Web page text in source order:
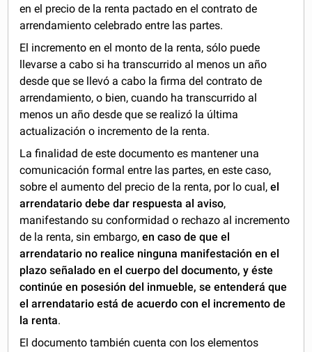
en el precio de la renta pactado en el contrato de
arrendamiento celebrado entre las partes.
El incremento en el monto de la renta, sólo puede
llevarse a cabo si ha transcurrido al menos un año
desde que se llevó a cabo la firma del contrato de
arrendamiento, o bien, cuando ha transcurrido al
menos un año desde que se realizó la última
actualización o incremento de la renta.
La finalidad de este documento es mantener una
comunicación formal entre las partes, en este caso,
sobre el aumento del precio de la renta, por lo cual,el
arrendatario debe dar respuesta al aviso,
manifestando su conformidad o rechazo al incremento
de la renta, sin embargo,en caso de que el
arrendatario no realice ninguna manifestación en el
plazo señalado en el cuerpo del documento, y éste
continúe en posesión del inmueble, se entenderá que
el arrendatario está de acuerdo con el incremento de
la renta.
El documento también cuenta con los elementos